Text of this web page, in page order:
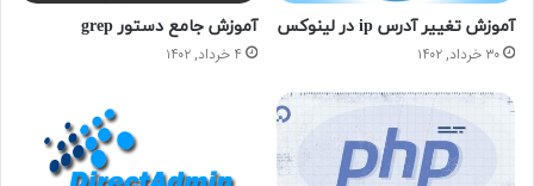
آموزش تغییر آدرس ip در لینوکس
۳۰ خرداد, ۱۴۰۲
آموزش جامع دستور grep
۴ خرداد, ۱۴۰۲